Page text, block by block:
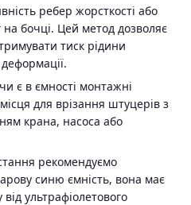
ребер жорсткості або
на бочці. Цей метод дозволяє
тиск рідини
є в ємності монтажні
для врізання штуцерів з
крана, насоса або
рекомендуємо
синю ємність, вона має
ультрафіолетового